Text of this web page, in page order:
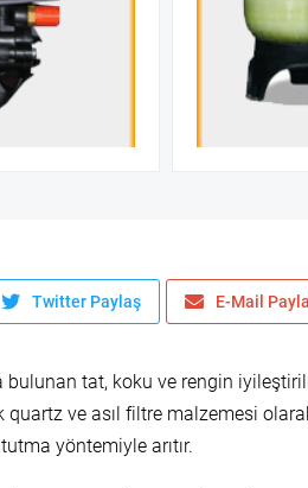
Twitter Paylaş E-Mail
bulunan tat, koku ve rengin
ve asıl filtre malzemesi
yöntemiyle arıtır.